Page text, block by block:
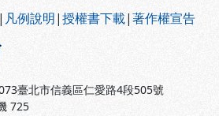
| 凡例說明|授權書下載|著作權宣告
臺北市信義區仁愛路4段505號
725